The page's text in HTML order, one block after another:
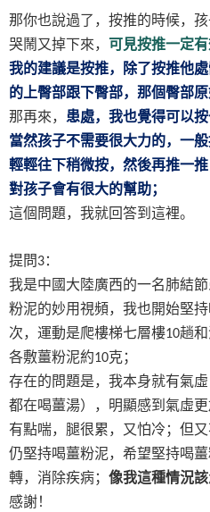
那你也說過了，按推的時候，
哭鬧又掉下來， 可見按推一定有
我的建議是按推，除了按推他
的上臀部跟下臀部，那個臀部原
那再來， 患處，我也覺得可以按
當然孩子不需要很大力的，一
輕輕往下稍微按，然後再推一
對孩子會有很大的幫助；
這個問題，我就回答到這裡。
提問3：
我是中國大陸廣西的一名肺結
粉泥的妙用視頻，我也開始堅
次，運動是爬樓梯七層樓10趟
各敷薑粉泥約10克；
存在的問題是，我本身就有氣
都在喝薑湯），明顯感到氣虛
有點喘，腿很累，又怕冷；但
仍堅持喝薑粉泥，希望堅持喝
轉，消除疾病； 像我這種情況該
感謝！